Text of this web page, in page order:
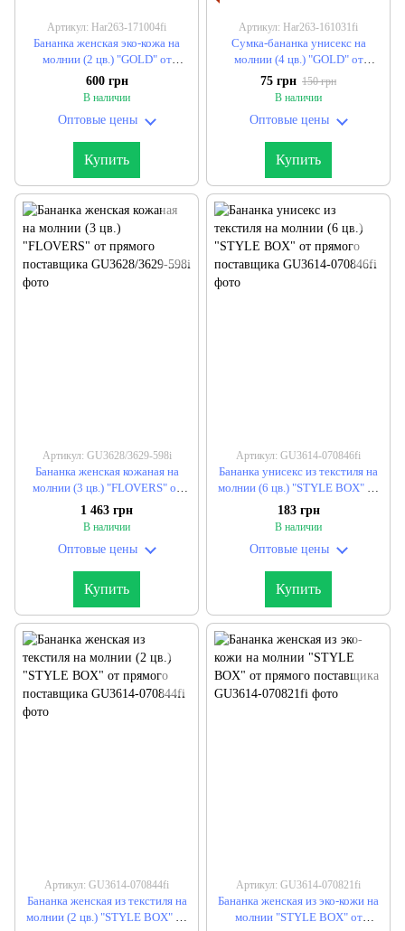
Артикул: Har263-171004fi
Бананка женская эко-кожа на
молнии (2 цв.) "GOLD" от
прямого поставщика
600 грн
В наличии
Оптовые цены
Купить
Артикул: Har263-161031fi
Сумка-бананка унисекс на
молнии (4 цв.) "GOLD" от
прямого поставщика
75 грн 150 грн
В наличии
Оптовые цены
Купить
Артикул: GU3628/3629-598i
Бананка женская кожаная на
молнии (3 цв.) "FLOVERS" от
прямого поставщика
1 463 грн
В наличии
Оптовые цены
Купить
Артикул: GU3614-070846fi
Бананка унисекс из текстиля на
молнии (6 цв.) "STYLE BOX" от
прямого поставщика
183 грн
В наличии
Оптовые цены
Купить
Артикул: GU3614-070844fi
Бананка женская из текстиля на
молнии (2 цв.) "STYLE BOX" от
Артикул: GU3614-070821fi
Бананка женская из эко-кожи на
молнии "STYLE BOX" от